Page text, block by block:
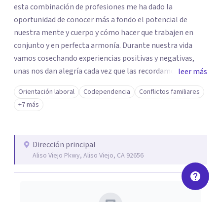
esta combinación de profesiones me ha dado la
oportunidad de conocer más a fondo el potencial de
nuestra mente y cuerpo y cómo hacer que trabajen en
conjunto y en perfecta armonía. Durante nuestra vida
vamos cosechando experiencias positivas y negativas,
unas nos dan alegría cada vez que las recordamos, otras
nos dan nostalgia, angustia, depresion, ansiedad, estres,
frustracion, las bloqueamos por momentos para no
sufrir, hasta que ya no podemos más y nos hace entrar a
pasión como Psicólogo es poder ayudar a nuestra
comunidad latina de este planeta y decirles que la vida es
proceso de evolución constante, saber que nadie es
perfecto pero que todo se puede lograr si lo deseamos
que no estás solo y que juntos encontraremos las
leer más
Orientación laboral Codependencia
Conflictos familiares
+7 más
Dirección principal
Aliso Viejo Pkwy, Aliso Viejo, CA 92656